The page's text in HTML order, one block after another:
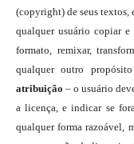
(copyright) de seus textos,
qualquer usuário copiar
formato, remixar,
qualquer outro
atribuição – o usuário
a licença, e indicar se
qualquer forma razoável,